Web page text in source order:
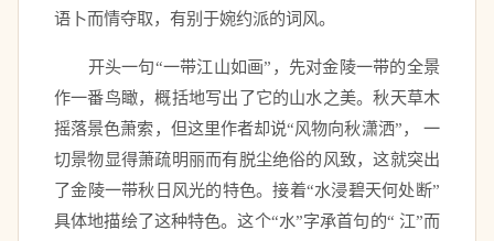
语卜而情夺取，有别于婉约派的词风。
开头一句“一带江山如画”，先对金陵一带的全景
作一番鸟瞰，概括地写出了它的山水之美。秋天草木
摇落景色萧索，但这里作者却说“风物向秋潇洒”， 一
切景物显得萧疏明丽而有脱尘绝俗的风致，这就突出
了金陵一带秋日风光的特色。接着“水浸碧天何处断”
具体地描绘了这种特色。这个“水”字承首句的“ 江”而